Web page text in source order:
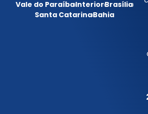
Vale do ParaíbaInteriorBrasília
Santa CatarinaBahia